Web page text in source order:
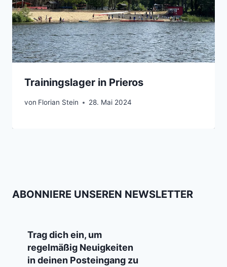
Trainingslager in Prieros
von Florian Stein 28. Mai 2024
ABONNIERE UNSEREN NEWSLETTER
Trag dich ein, um
regelmäßig Neuigkeiten
in deinen Posteingang zu